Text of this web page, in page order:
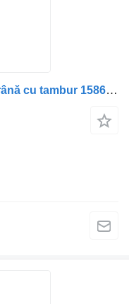
Гальмівна колодка Plăcuță de frână cu tambur 1586761-8365308-12 до вантажівки Volvo 1586761 8365308